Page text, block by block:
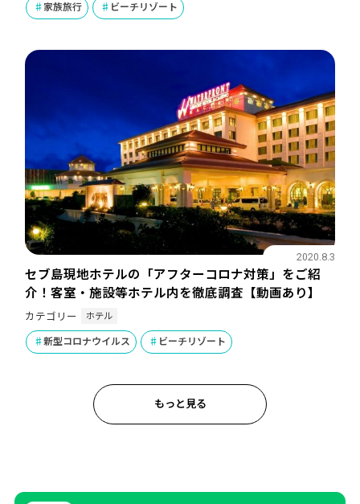
家族旅行 ビーチリゾート
セブ島現地ホテルの「アフターコロナ対策」をご紹
介！客室・施設等ホテル内を徹底調査【動画あり】
2020.8.3
カテゴリー ホテル
新型コロナウイルス ビーチリゾート
もっと見る